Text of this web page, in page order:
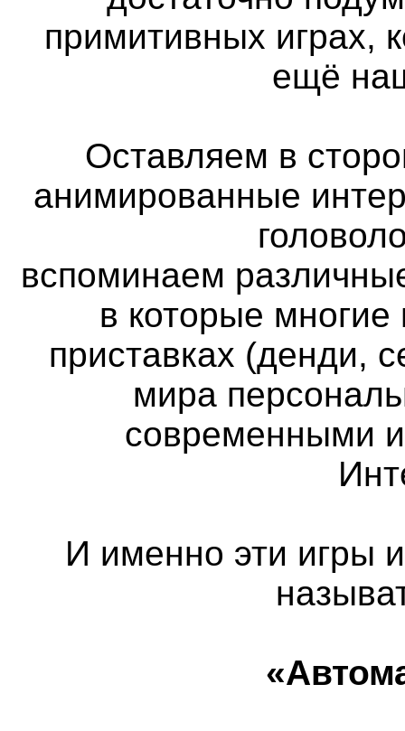
примитивных играх,
ещё
Оставляем в
анимированные
вспоминаем
в которые
приставках (денди,
мира
современными
И именно эти игры